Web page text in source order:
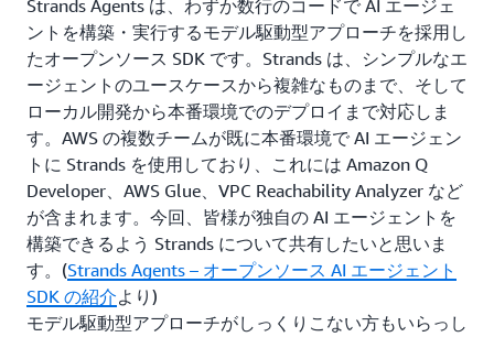
Strands Agents は、わずか数行のコードで AI エージェ
ントを構築・実行するモデル駆動型アプローチを採用し
たオープンソース SDK です。Strands は、シンプルなエ
ージェントのユースケースから複雑なものまで、そして
ローカル開発から本番環境でのデプロイまで対応しま
す。AWS の複数チームが既に本番環境で AI エージェン
トに Strands を使用しており、これには Amazon Q
Developer、AWS Glue、VPC Reachability Analyzer など
が含まれます。今回、皆様が独自の AI エージェントを
構築できるよう Strands について共有したいと思いま
す。(Strands Agents – オープンソース AI エージェント
SDK の紹介より)
モデル駆動型アプローチがしっくりこない方もいらっし